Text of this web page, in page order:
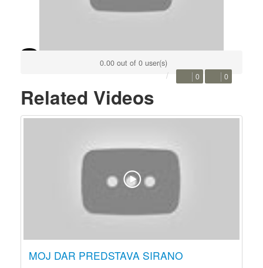
0.00 out of 0 user(s)
0 0
Related Videos
MOJ DAR PREDSTAVA SIRANO